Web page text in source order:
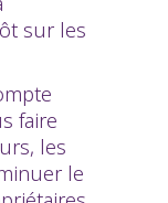
sur les
faire
les
le